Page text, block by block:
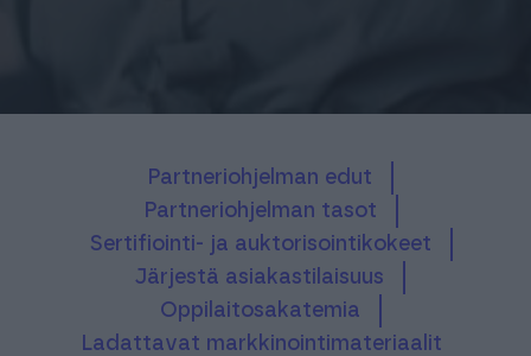
Partneriohjelman edut
Partneriohjelman tasot
Sertifiointi- ja auktorisointikokeet
Järjestä asiakastilaisuus
Oppilaitosakatemia
Ladattavat markkinointimateriaalit